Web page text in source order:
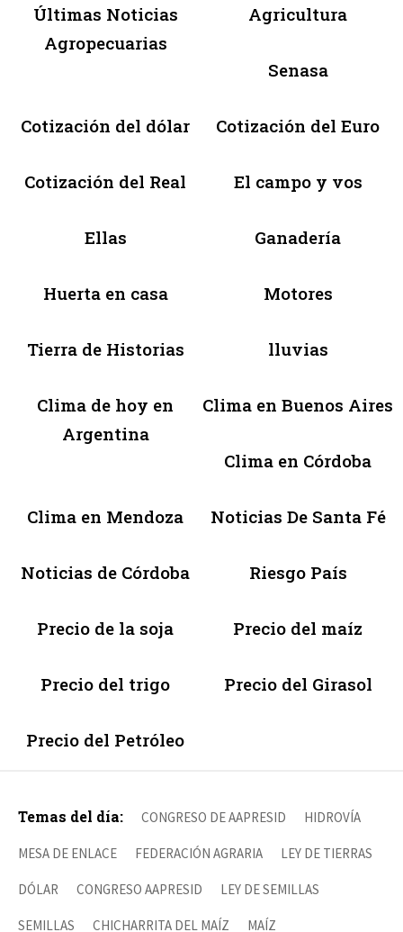
Últimas Noticias
Agropecuarias
Agricultura
Senasa
Cotización del dólar Cotización del Euro
Cotización del Real El campo y vos
Ellas Ganadería
Huerta en casa Motores
Tierra de Historias lluvias
Clima de hoy en
Argentina
Clima en Buenos Aires
Clima en Córdoba
Clima en Mendoza Noticias De Santa Fé
Noticias de Córdoba Riesgo País
Precio de la soja Precio del maíz
Precio del trigo Precio del Girasol
Precio del Petróleo
Temas del día: CONGRESO DE AAPRESID HIDROVÍA
MESA DE ENLACE FEDERACIÓN AGRARIA LEY DE TIERRAS
DÓLAR CONGRESO AAPRESID LEY DE SEMILLAS
SEMILLAS CHICHARRITA DEL MAÍZ MAÍZ